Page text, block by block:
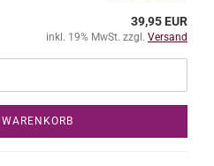
39,95 EUR
inkl. 19% MwSt. zzgl. Versand
WARENKORB